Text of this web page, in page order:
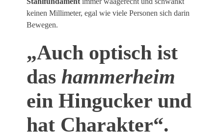
keinen Millimeter, egal wie viele Personen sich darin
Bewegen.
„Auch optisch ist
das hammerheim
ein Hingucker und
hat Charakter“.